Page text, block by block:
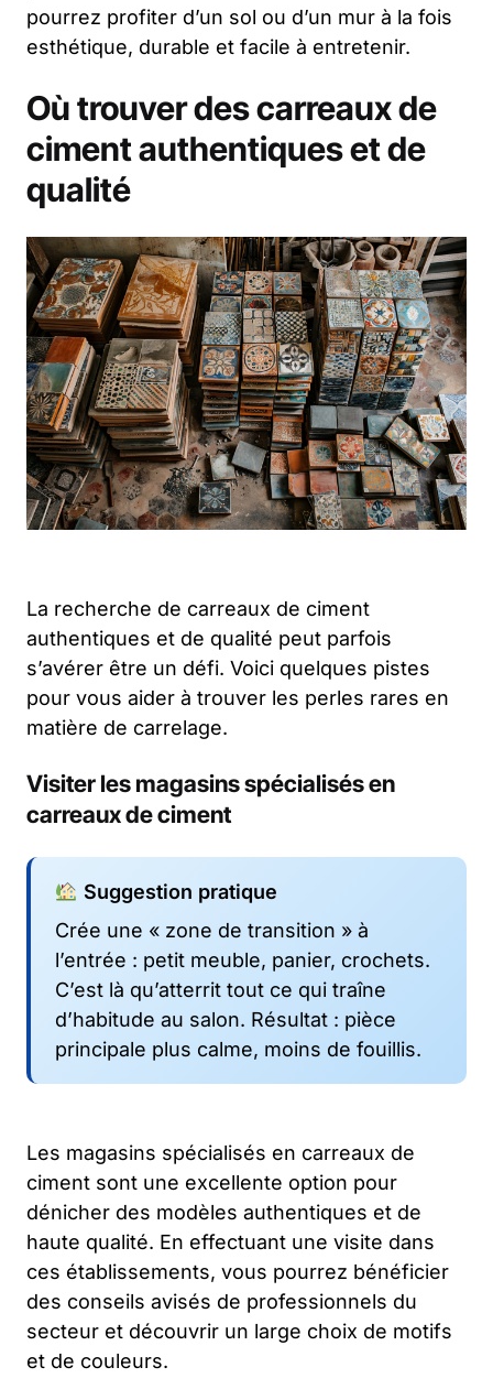
pourrez profiter d’un sol ou d’un mur à la fois
esthétique, durable et facile à entretenir.
Où trouver des carreaux de
ciment authentiques et de
qualité
La recherche de carreaux de ciment
authentiques et de qualité peut parfois
s’avérer être un défi. Voici quelques pistes
pour vous aider à trouver les perles rares en
matière de carrelage.
Visiter les magasins spécialisés en
carreaux de ciment
Suggestion pratique
Crée une « zone de transition » à
l’entrée : petit meuble, panier, crochets.
C’est là qu’atterrit tout ce qui traîne
d’habitude au salon. Résultat : pièce
principale plus calme, moins de fouillis.
Les magasins spécialisés en carreaux de
ciment sont une excellente option pour
dénicher des modèles authentiques et de
haute qualité. En effectuant une visite dans
ces établissements, vous pourrez bénéficier
des conseils avisés de professionnels du
secteur et découvrir un large choix de motifs
et de couleurs.